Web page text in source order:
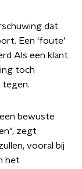
dat
Een 'foute'
Als een klant
toch
tegen.
bewuste
zegt
vooral bij
het